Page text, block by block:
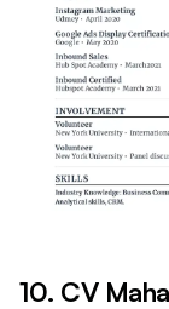
10. CV